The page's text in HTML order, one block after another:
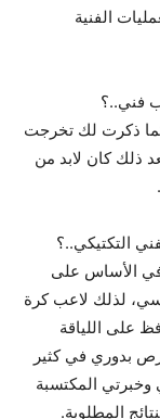
الفنية
فني..؟
ذكرت لك تخرجت
ذلك كان لابد من
التكتيكي..؟
في الأساس على
لذلك لاعب كرة
على اللياقة
بدوري في كثير
وخبرتي المكتسبة
المطلوبة.